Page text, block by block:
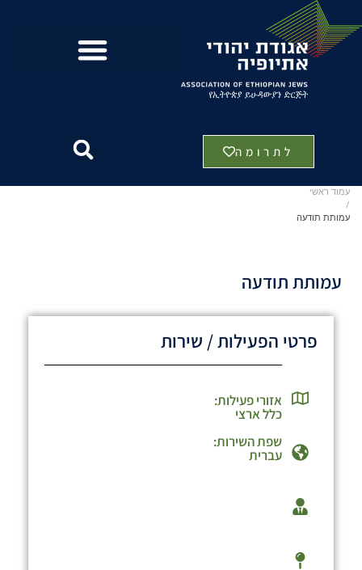
לתרומה
עמוד ראשי
/
עמותת תודעה
עמותת תודעה
פרטי הפעילות / שירות
אזורי פעילות:
כלל ארצי
שפת השירות:
עברית